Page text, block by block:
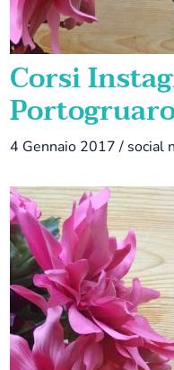
Corsi
4 Gennaio 2017/ social